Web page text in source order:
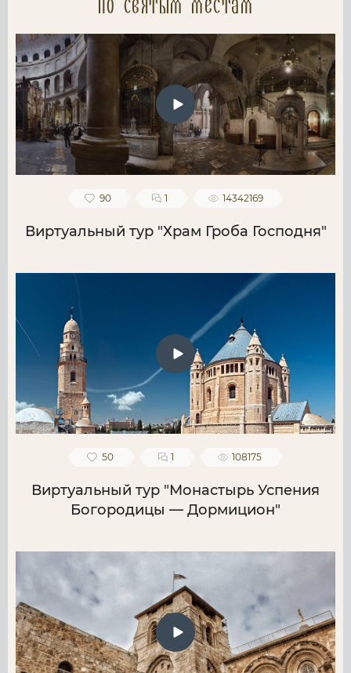
по святым местам
90 1 14342169
Виртуальный тур "Храм Гроба Господня"
50 1 108175
Виртуальный тур "Монастырь Успения
Богородицы — Дормицион"